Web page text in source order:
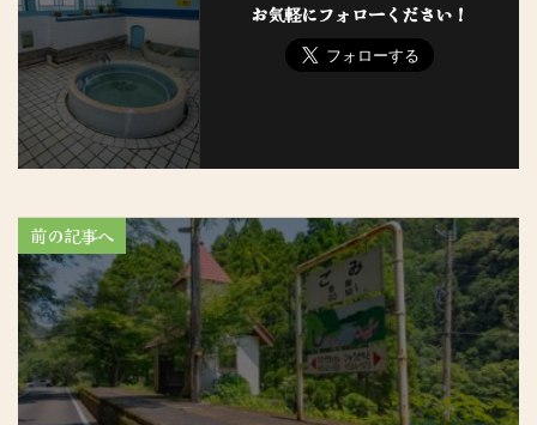
お気軽にフォローください！
前の記事へ